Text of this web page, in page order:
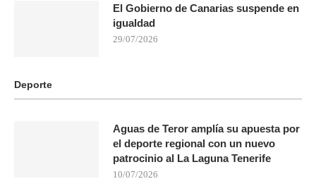
El Gobierno de Canarias suspende en
igualdad
29/07/2026
Deporte
Aguas de Teror amplía su apuesta por
el deporte regional con un nuevo
patrocinio al La Laguna Tenerife
10/07/2026